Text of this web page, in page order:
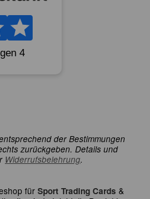
der Bestimmungen
zurückgeben. Details und
Widerrufsbelehrung.
für Sport Trading Cards &